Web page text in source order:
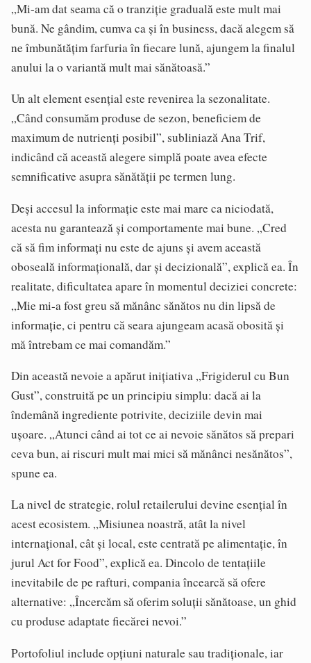
„Mi-am dat seama că o tranziție graduală este mult mai
bună. Ne gândim, cumva ca și în business, dacă alegem să
ne îmbunătățim farfuria în fiecare lună, ajungem la finalul
anului la o variantă mult mai sănătoasă.”
Un alt element esențial este revenirea la sezonalitate.
„Când consumăm produse de sezon, beneficiem de
maximum de nutrienți posibil”, subliniază Ana Trif,
indicând că această alegere simplă poate avea efecte
semnificative asupra sănătății pe termen lung.
Deși accesul la informație este mai mare ca niciodată,
acesta nu garantează și comportamente mai bune. „Cred
că să fim informați nu este de ajuns și avem această
oboseală informațională, dar și decizională”, explică ea. În
realitate, dificultatea apare în momentul deciziei concrete:
„Mie mi-a fost greu să mănânc sănătos nu din lipsă de
informație, ci pentru că seara ajungeam acasă obosită și
mă întrebam ce mai comandăm.”
Din această nevoie a apărut inițiativa „Frigiderul cu Bun
Gust”, construită pe un principiu simplu: dacă ai la
îndemână ingrediente potrivite, deciziile devin mai
ușoare. „Atunci când ai tot ce ai nevoie sănătos să prepari
ceva bun, ai riscuri mult mai mici să mănânci nesănătos”,
spune ea.
La nivel de strategie, rolul retailerului devine esențial în
acest ecosistem. „Misiunea noastră, atât la nivel
internațional, cât și local, este centrată pe alimentație, în
jurul Act for Food”, explică ea. Dincolo de tentațiile
inevitabile de pe rafturi, compania încearcă să ofere
alternative: „Încercăm să oferim soluții sănătoase, un ghid
cu produse adaptate fiecărei nevoi.”
Portofoliul include opțiuni naturale sau tradiționale, iar